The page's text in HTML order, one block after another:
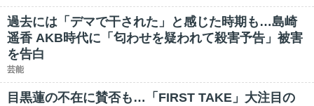
過去には「デマで干された」と感じた時期も…島崎
遥香 AKB時代に「匂わせを疑われて殺害予告」被害
を告白
芸能
目黒蓮の不在に賛否も…「FIRST TAKE」大注目の